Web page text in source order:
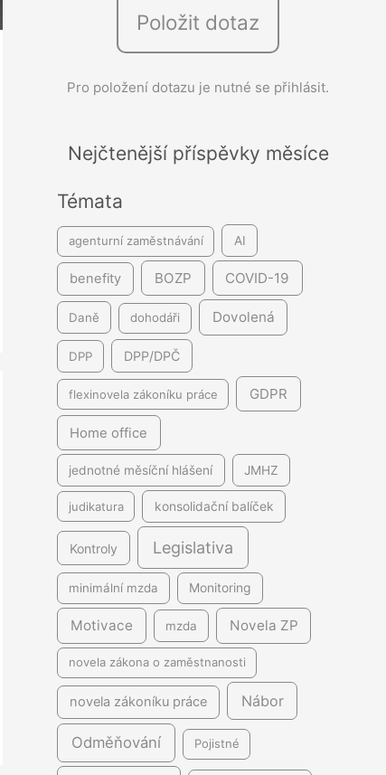
Položit dotaz
Pro položení dotazu je nutné se přihlásit.
Nejčtenější příspěvky měsíce
Témata
agenturní zaměstnávání AI
benefity BOZP COVID-19
Daně dohodáři Dovolená
DPP DPP/DPČ
flexinovela zákoníku práce GDPR
Home office
jednotné měsíční hlášení JMHZ
judikatura konsolidační balíček
Kontroly Legislativa
minimální mzda Monitoring
Motivace mzda Novela ZP
novela zákona o zaměstnanosti
novela zákoníku práce Nábor
Odměňování Pojistné